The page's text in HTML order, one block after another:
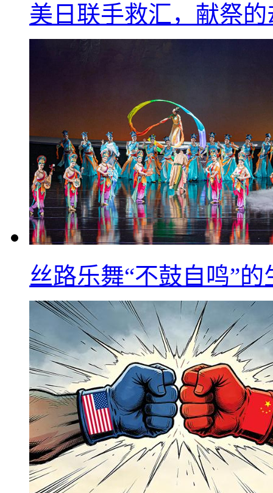
美日联手救汇，献祭
丝路乐舞“不鼓自鸣”